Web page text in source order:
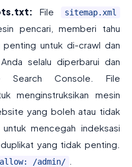
File sitemap.xml
pencari, memberi tahu
penting untuk di-crawl dan
selalu diperbarui dan
Search Console. File
menginstruksikan mesin
yang boleh atau tidak
mencegah indeksasi
yang tidak penting.
/admin/